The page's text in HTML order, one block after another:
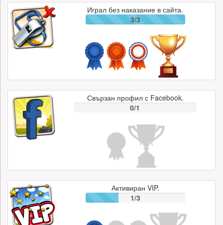
Играл без наказание в сайта.
3/3
Свързан профил с Facebook.
0/1
Активиран VIP.
1/3